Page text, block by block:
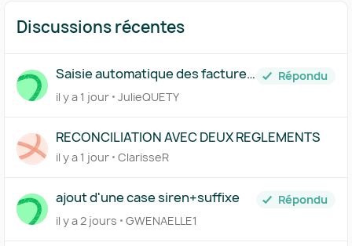
Discussions récentes
Saisie automatique des factures
traitée par Pennylane
Répondu
il y a 1 jour JulieQUETY
RECONCILIATION AVEC DEUX REGLEMENTS
il y a 1 jour ClarisseR
ajout d'une case siren+suffixe
Répondu
il y a 2 jours
GWENAELLE1